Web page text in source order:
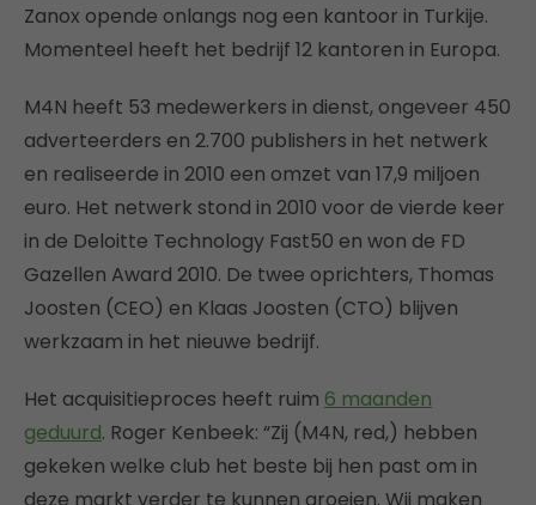
Zanox opende onlangs nog een kantoor in Turkije.
Momenteel heeft het bedrijf 12 kantoren in Europa.
M4N heeft 53 medewerkers in dienst, ongeveer 450
adverteerders en 2.700 publishers in het netwerk
en realiseerde in 2010 een omzet van 17,9 miljoen
euro. Het netwerk stond in 2010 voor de vierde keer
in de Deloitte Technology Fast50 en won de FD
Gazellen Award 2010. De twee oprichters, Thomas
Joosten (CEO) en Klaas Joosten (CTO) blijven
werkzaam in het nieuwe bedrijf.
Het acquisitieproces heeft ruim 6 maanden
geduurd. Roger Kenbeek: “Zij (M4N, red,) hebben
gekeken welke club het beste bij hen past om in
deze markt verder te kunnen groeien. Wij maken